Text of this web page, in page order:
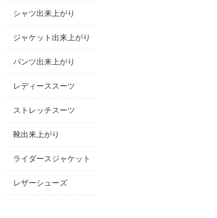
シャツ出来上がり
ジャケット出来上がり
パンツ出来上がり
レディーススーツ
ストレッチスーツ
靴出来上がり
ライダースジャケット
レザーシューズ